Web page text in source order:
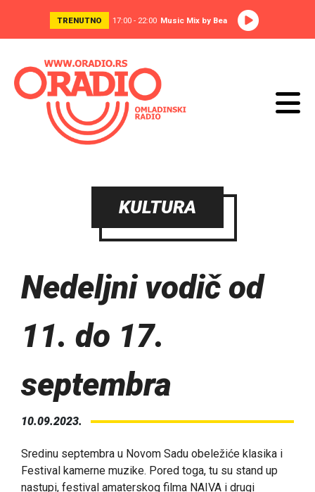
TRENUTNO 17:00 - 22:00 Music Mix by Bea
KULTURA
Nedeljni vodič od
11. do 17.
septembra
10.09.2023.
Sredinu septembra u Novom Sadu obeležiće klasika i
Festival kamerne muzike. Pored toga, tu su stand up
nastupi, festival amaterskog filma NAIVA i drugi